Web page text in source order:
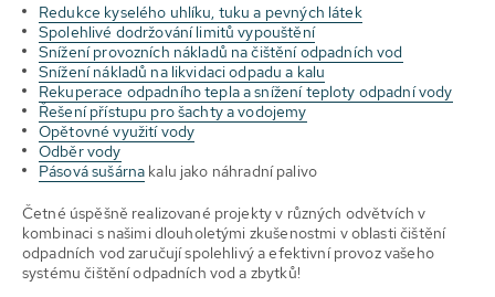
Redukce kyselého uhlíku, tuku a pevných látek
Spolehlivé dodržování limitů vypouštění
Snížení provozních nákladů na čištění odpadních vod
Snížení nákladů na likvidaci odpadu a kalu
Rekuperace odpadního tepla a snížení teploty odpadní vody
Řešení přístupu pro šachty a vodojemy
Opětovné využití vody
Odběr vody
Pásová sušárna kalu jako náhradní palivo
Četné úspěšně realizované projekty v různých odvětvích v
kombinaci s našimi dlouholetými zkušenostmi v oblasti čištění
odpadních vod zaručují spolehlivý a efektivní provoz vašeho
systému čištění odpadních vod a zbytků!